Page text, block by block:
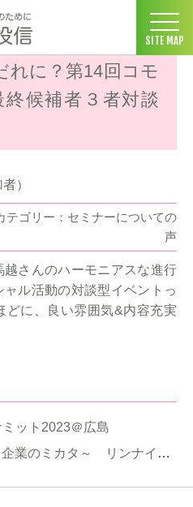
SITE MAP
声 > >今年
れに？第14回コモ
終候補者３者対談
）
テゴリー：セミナーについての
声
さんのハーモニアスな進行
ル活動の対談型イベントっ
どに、良い雰囲気&内容充実
ット2023＠広島
のミカタ～ リンナイのご紹介